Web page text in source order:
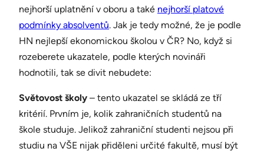
nejhorší uplatnění v oboru a také nejhorší platové
podmínky absolventů. Jak je tedy možné, že je podle
HN nejlepší ekonomickou školou v ČR? No, když si
rozeberete ukazatele, podle kterých novináři
hodnotili, tak se divit nebudete:
Světovost školy – tento ukazatel se skládá ze tří
kritérií. Prvním je, kolik zahraničních studentů na
škole studuje. Jelikož zahraniční studenti nejsou při
studiu na VŠE nijak přiděleni určité fakultě, musí být